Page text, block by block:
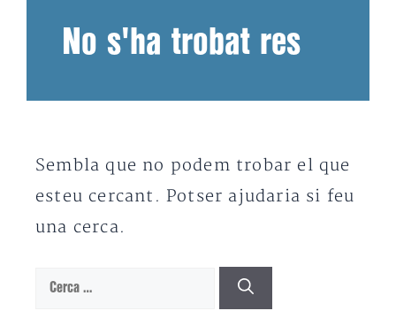
No s'ha trobat res
Sembla que no podem trobar el que
esteu cercant. Potser ajudaria si feu
una cerca.
Cerca: